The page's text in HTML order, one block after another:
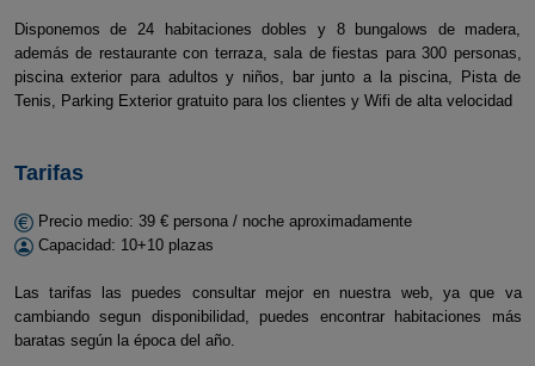
Disponemos de 24 habitaciones dobles y 8 bungalows de madera,
además de restaurante con terraza, sala de fiestas para 300 personas,
piscina exterior para adultos y niños, bar junto a la piscina, Pista de
Tenis, Parking Exterior gratuito para los clientes y Wifi de alta velocidad
Tarifas
Precio medio: 39 € persona / noche aproximadamente
Capacidad: 10+10 plazas
Las tarifas las puedes consultar mejor en nuestra web, ya que va
cambiando segun disponibilidad, puedes encontrar habitaciones más
baratas según la época del año.